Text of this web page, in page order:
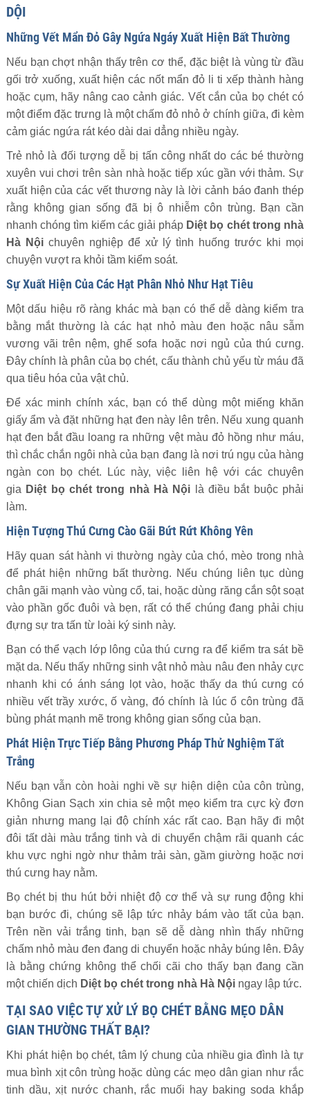
DỘI
Những Vết Mẩn Đỏ Gây Ngứa Ngáy Xuất Hiện Bất Thường
Nếu bạn chợt nhận thấy trên cơ thể, đặc biệt là vùng từ đầu
gối trở xuống, xuất hiện các nốt mẩn đỏ li ti xếp thành hàng
hoặc cụm, hãy nâng cao cảnh giác. Vết cắn của bọ chét có
một điểm đặc trưng là một chấm đỏ nhỏ ở chính giữa, đi kèm
cảm giác ngứa rát kéo dài dai dẳng nhiều ngày.
Trẻ nhỏ là đối tượng dễ bị tấn công nhất do các bé thường
xuyên vui chơi trên sàn nhà hoặc tiếp xúc gần với thảm. Sự
xuất hiện của các vết thương này là lời cảnh báo đanh thép
rằng không gian sống đã bị ô nhiễm côn trùng. Bạn cần
nhanh chóng tìm kiếm các giải pháp Diệt bọ chét trong nhà
Hà Nộichuyên nghiệp để xử lý tình huống trước khi mọi
chuyện vượt ra khỏi tầm kiểm soát.
Sự Xuất Hiện Của Các Hạt Phân Nhỏ Như Hạt Tiêu
Một dấu hiệu rõ ràng khác mà bạn có thể dễ dàng kiểm tra
bằng mắt thường là các hạt nhỏ màu đen hoặc nâu sẫm
vương vãi trên nệm, ghế sofa hoặc nơi ngủ của thú cưng.
Đây chính là phân của bọ chét, cấu thành chủ yếu từ máu đã
qua tiêu hóa của vật chủ.
Để xác minh chính xác, bạn có thể dùng một miếng khăn
giấy ẩm và đặt những hạt đen này lên trên. Nếu xung quanh
hạt đen bắt đầu loang ra những vệt màu đỏ hồng như máu,
thì chắc chắn ngôi nhà của bạn đang là nơi trú ngụ của hàng
ngàn con bọ chét. Lúc này, việc liên hệ với các chuyên
gia Diệt bọ chét trong nhà Hà Nội là điều bắt buộc phải
làm.
Hiện Tượng Thú Cưng Cào Gãi Bứt Rứt Không Yên
Hãy quan sát hành vi thường ngày của chó, mèo trong nhà
để phát hiện những bất thường. Nếu chúng liên tục dùng
chân gãi mạnh vào vùng cổ, tai, hoặc dùng răng cắn sột soạt
vào phần gốc đuôi và bẹn, rất có thể chúng đang phải chịu
đựng sự tra tấn từ loài ký sinh này.
Bạn có thể vạch lớp lông của thú cưng ra để kiểm tra sát bề
mặt da. Nếu thấy những sinh vật nhỏ màu nâu đen nhảy cực
nhanh khi có ánh sáng lọt vào, hoặc thấy da thú cưng có
nhiều vết trầy xước, ố vàng, đó chính là lúc ổ côn trùng đã
bùng phát mạnh mẽ trong không gian sống của bạn.
Phát Hiện Trực Tiếp Bằng Phương Pháp Thử Nghiệm Tất
Trắng
Nếu bạn vẫn còn hoài nghi về sự hiện diện của côn trùng,
Không Gian Sạch xin chia sẻ một mẹo kiểm tra cực kỳ đơn
giản nhưng mang lại độ chính xác rất cao. Bạn hãy đi một
đôi tất dài màu trắng tinh và di chuyển chậm rãi quanh các
khu vực nghi ngờ như thảm trải sàn, gầm giường hoặc nơi
thú cưng hay nằm.
Bọ chét bị thu hút bởi nhiệt độ cơ thể và sự rung động khi
bạn bước đi, chúng sẽ lập tức nhảy bám vào tất của bạn.
Trên nền vải trắng tinh, bạn sẽ dễ dàng nhìn thấy những
chấm nhỏ màu đen đang di chuyển hoặc nhảy búng lên. Đây
là bằng chứng không thể chối cãi cho thấy bạn đang cần
một chiến dịch Diệt bọ chét trong nhà Hà Nộingay lập tức.
TẠI SAO VIỆC TỰ XỬ LÝ BỌ CHÉT BẰNG MẸO DÂN
GIAN THƯỜNG THẤT BẠI?
Khi phát hiện bọ chét, tâm lý chung của nhiều gia đình là tự
mua bình xịt côn trùng hoặc dùng các mẹo dân gian như rắc
tinh dầu, xịt nước chanh, rắc muối hay baking soda khắp